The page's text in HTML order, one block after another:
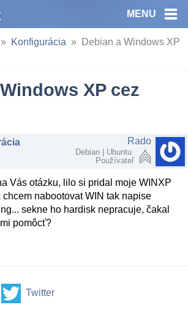
MENU
Konfigurácia
Debian a Windows XP
XP cez
Rado
Debian | Ubuntu
Používateľ
Vás otázku, lilo si pridal moje WINXP
nabootovat WIN tak napise
sekne ho hardisk nepracuje, čakal
pomôcť?
Twitter